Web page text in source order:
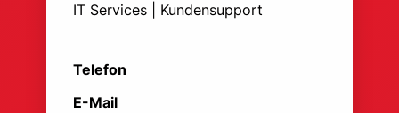
IT Services | Kundensupport
Telefon
E-Mail